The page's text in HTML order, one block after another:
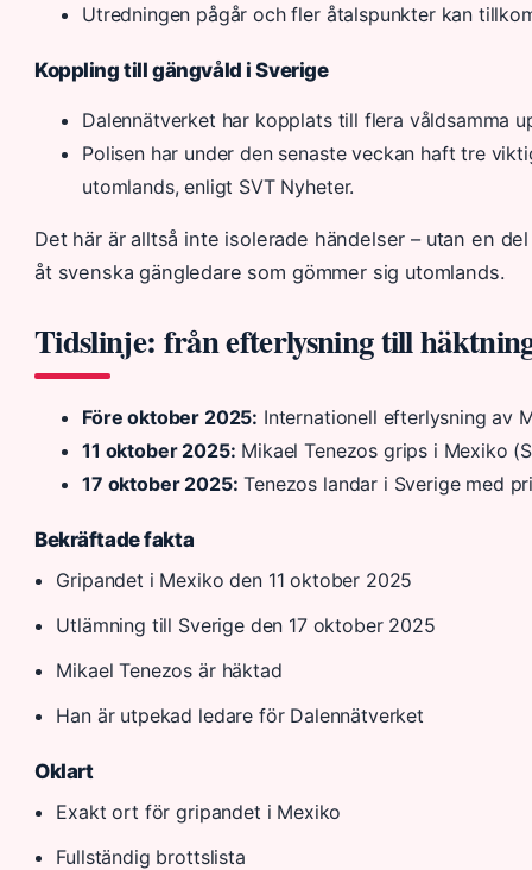
Utredningen pågår och fler åtalspunkter kan
Koppling till gängvåld i Sverige
Dalennätverket har kopplats till flera våldsamma
Polisen har under den senaste veckan haft tre
utomlands, enligt SVT Nyheter.
Det här är alltså inte isolerade händelser – utan en
åt svenska gängledare som gömmer sig utomlands.
Tidslinje: från efterlysning till
Före oktober 2025: Internationell efterlysning av
11 oktober 2025: Mikael Tenezos grips i Mexiko
17 oktober 2025: Tenezos landar i Sverige med
Bekräftade fakta
Gripandet i Mexiko den 11 oktober 2025
Utlämning till Sverige den 17 oktober 2025
Mikael Tenezos är häktad
Han är utpekad ledare för Dalennätverket
Oklart
Exakt ort för gripandet i Mexiko
Fullständig brottslista